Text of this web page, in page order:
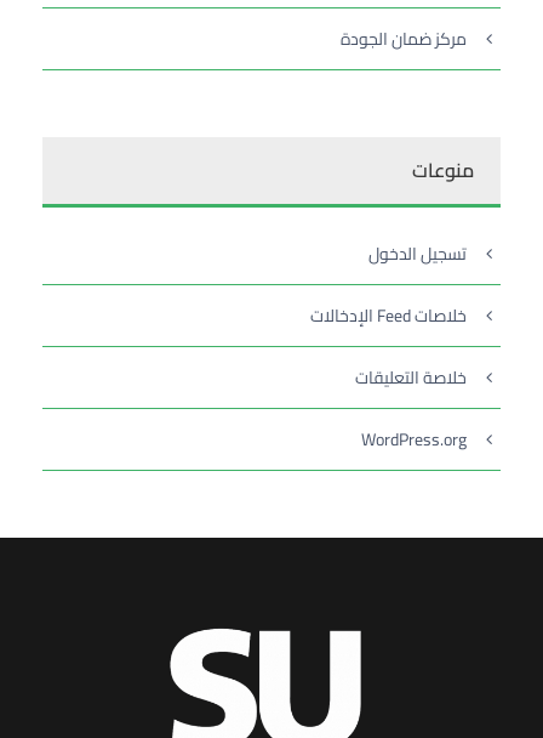
مركز ضمان الجودة
منوعات
تسجيل الدخول
خلاصات Feed الإدخالات
خلاصة التعليقات
WordPress.org